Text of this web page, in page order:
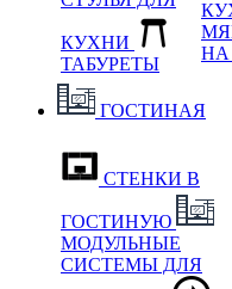
КУХНИ
ТАБУРЕТЫ
ГОСТИНАЯ
СТЕНКИ В
ГОСТИНУЮ
МОДУЛЬНЫЕ
СИСТЕМЫ ДЛЯ